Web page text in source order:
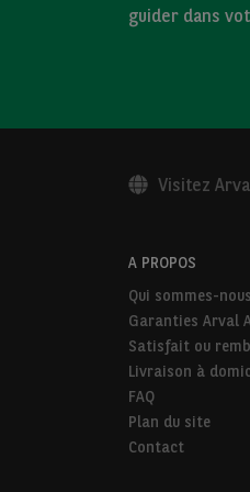
guider dans
Visitez
A PROPOS
Qui sommes-
Garanties Arval
Satisfait ou
Livraison à
FAQ
Plan du site
Contact